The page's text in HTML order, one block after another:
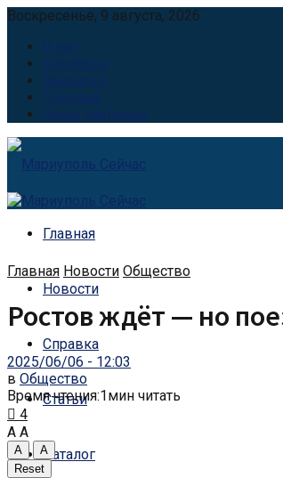
Воскресенье, 9 августа, 2026
О нас
Контакты
Вакансии
Реклама
Наши партнёры
Главная
Новости
Справка
Статьи
Каталог
Главная Новости Общество
Ростов ждёт — но
2025/06/06 - 12:03
в Общество
Время чтения:1мин читать
4
A A
A
A
Reset